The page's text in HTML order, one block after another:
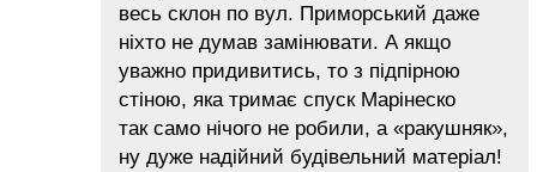
весь склон по вул. Приморський даже
ніхто не думав замінювати. А якщо
уважно придивитись, то з підпірною
стіною, яка тримає спуск Марінеско
так само нічого не робили, а «ракушняк»,
ну дуже надійний будівельний матеріал!